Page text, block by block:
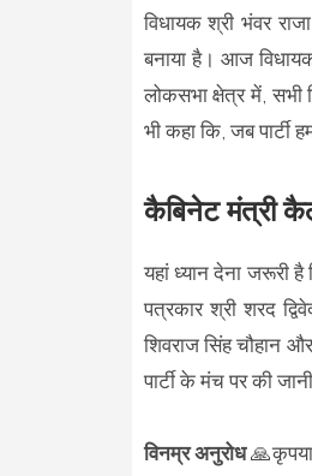
विधायक श्री भंवर
बनाया है। आज
लोकसभा क्षेत्र में,
भी कहा कि, जब पार्टी
कैबिनेट मंत्री
यहां ध्यान देना जरूरी
पत्रकार श्री शरद
शिवराज सिंह चौहान
पार्टी के मंच पर की
विनम्र अनुरोध